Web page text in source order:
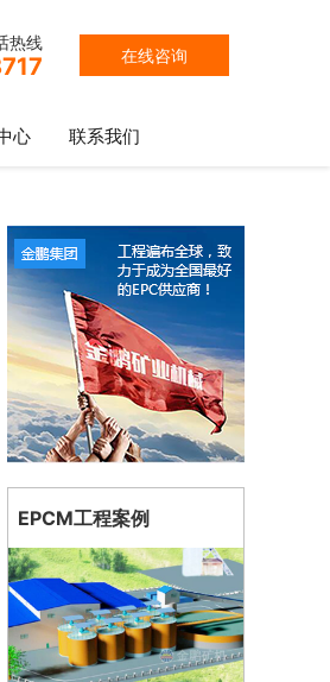
在线咨询
热线
心 联系我们
EPCM工程案例